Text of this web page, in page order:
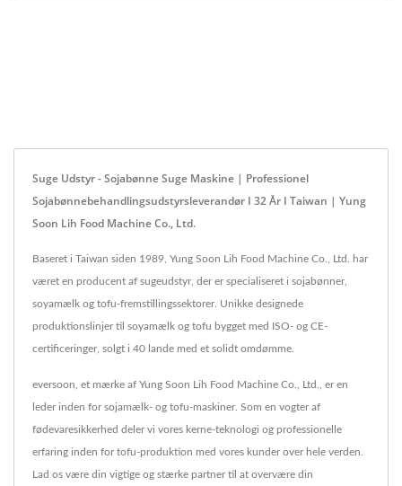
Suge Udstyr - Sojabønne Suge Maskine | Professionel
Sojabønnebehandlingsudstyrsleverandør I 32 År I Taiwan | Yung
Soon Lih Food Machine Co., Ltd.
Baseret i Taiwan siden 1989, Yung Soon Lih Food Machine Co., Ltd. har
været en producent af sugeudstyr, der er specialiseret i sojabønner,
soyamælk og tofu-fremstillingssektorer. Unikke designede
produktionslinjer til soyamælk og tofu bygget med ISO- og CE-
certificeringer, solgt i 40 lande med et solidt omdømme.
eversoon, et mærke af Yung Soon Lih Food Machine Co., Ltd., er en
leder inden for sojamælk- og tofu-maskiner. Som en vogter af
fødevaresikkerhed deler vi vores kerne-teknologi og professionelle
erfaring inden for tofu-produktion med vores kunder over hele verden.
Lad os være din vigtige og stærke partner til at overvære din